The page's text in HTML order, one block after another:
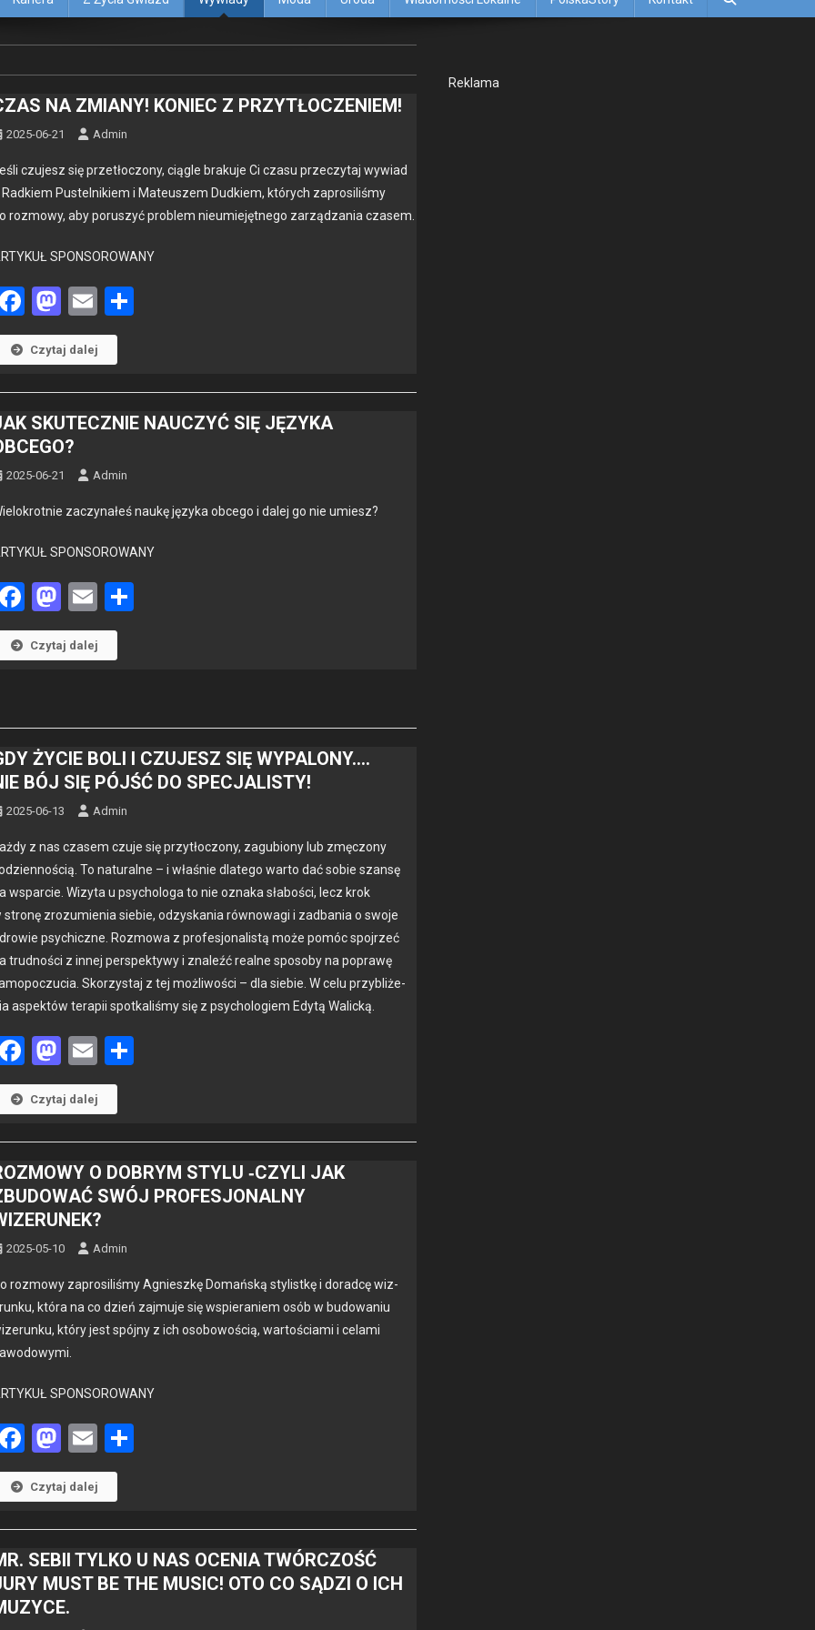
NA ZMIANY! KONIEC Z PRZYTŁOCZENIEM!
2025-06-21 Admin
czu­jesz się przetłoc­zony, cią­gle braku­je Ci cza­su przeczy­taj wywiad
Pustel­nikiem i Mateuszem Dud­kiem, których zaprosil­iśmy
roz­mowy, aby poruszyć prob­lem nieu­miejęt­nego zarządza­nia cza­sem.
SPONSOROWANY
Facebook
Mastodon
Email
Czytaj dalej
SKUTECZNIE NAUCZYĆ SIĘ JĘZYKA
2025-06-21 Admin
zaczy­nałeś naukę języ­ka obcego i dalej go nie umiesz?
SPONSOROWANY
Facebook
Mastodon
Email
Czytaj dalej
ŻYCIE BOLI I CZUJESZ SIĘ WYPALONY….
BÓJ SIĘ PÓJŚĆ DO SPECJALISTY!
2025-06-13 Admin
z nas cza­sem czu­je się przytłoc­zony, zagu­biony lub zmęc­zony
To nat­u­ralne – i właśnie dlat­ego warto dać sobie szan­sę
wspar­cie. Wiz­y­ta u psy­cholo­ga to nie ozna­ka słaboś­ci, lecz krok
stronę zrozu­mienia siebie, odzyska­nia równowa­gi i zad­ba­nia o swo­je
psy­chiczne. Roz­mowa z pro­fesjon­al­istą może pomóc spo­jrzeć
trud­noś­ci z innej per­spek­ty­wy i znaleźć realne sposo­by na poprawę
Sko­rzys­taj z tej możli­woś­ci – dla siebie. W celu przy­bliże­
aspek­tów ter­apii spotkaliśmy się z psy­cholo­giem Edytą Wal­icką.
Facebook
Mastodon
Email
Czytaj dalej
O DOBRYM STYLU ‑CZYLI JAK
SWÓJ PROFESJONALNY
2025-05-10 Admin
roz­mowy zaprosil­iśmy Agnieszkę Domańską styl­istkę i dorad­cę wiz­
która na co dzień zaj­mu­je się wspieraniem osób w budowa­niu
który jest spójny z ich osobowoś­cią, wartoś­ci­a­mi i cela­mi
SPONSOROWANY
Facebook
Mastodon
Email
Czytaj dalej
SEBII TYLKO U NAS OCENIA TWÓRCZOŚĆ
MUST BE THE MUSIC! OTO CO SĄDZI O ICH
Rekla­ma